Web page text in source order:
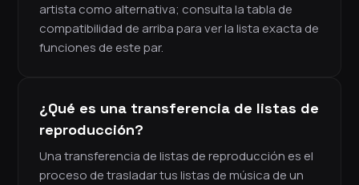
artista como alternativa; consulta la tabla de
compatibilidad de arriba para ver la lista exacta de
funciones de este par.
¿Qué es una transferencia de listas de
reproducción?
Una transferencia de listas de reproducción es el
proceso de trasladar tus listas de música de un